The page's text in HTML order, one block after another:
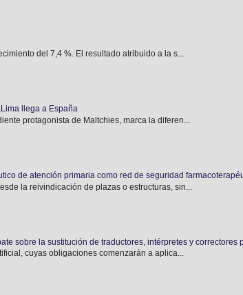
del 7,4 %. El resultado atribuido a la s...
llega a España
protagonista de Maltchies, marca la diferen...
de atención primaria como red de seguridad
la reivindicación de plazas o estructuras, sin...
sobre la sustitución de traductores, intérpretes y correctores
cuyas obligaciones comenzarán a aplica...